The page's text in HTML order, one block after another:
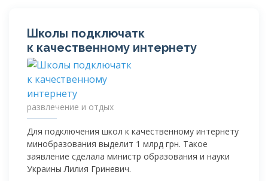
Школы подключатк
к качественному интернету
развлечение и отдых
Для подключения школ к качественному интернету
минобразования выделит 1 млрд грн. Такое
заявление сделала министр образования и науки
Украины Лилия Гриневич.